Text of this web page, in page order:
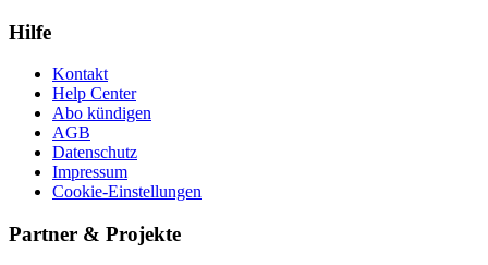
Hilfe
Kontakt
Help Center
Abo kündigen
AGB
Datenschutz
Impressum
Cookie-Einstellungen
Partner & Projekte